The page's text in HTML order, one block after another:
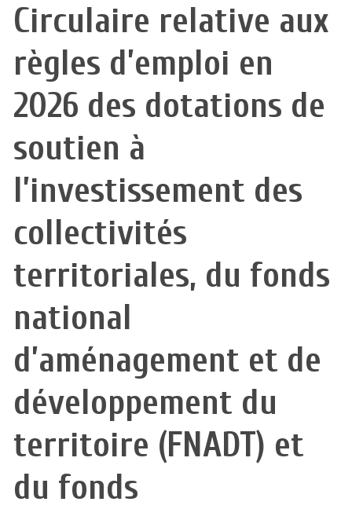
Circulaire relative aux
règles d’emploi en
2026 des dotations de
soutien à
l’investissement des
collectivités
territoriales, du fonds
national
d’aménagement et de
développement du
territoire (FNADT) et
du fonds